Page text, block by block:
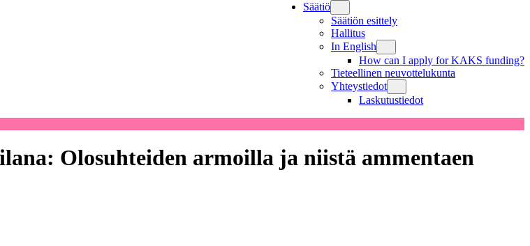
Säätiö
Säätiön esittely
Hallitus
In English
How can I apply for KAKS funding?
Tieteellinen neuvottelukunta
Yhteystiedot
Laskutustiedot
Olosuhteiden armoilla ja niistä ammentaen